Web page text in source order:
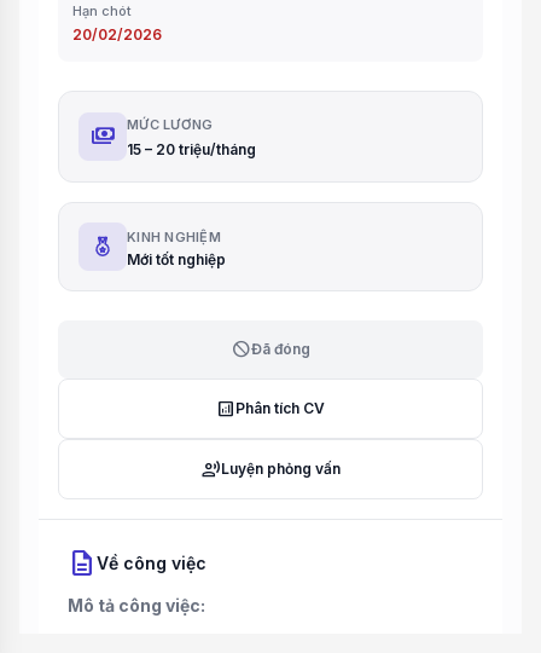
Hạn chót
20/02/2026
payments MỨC LƯƠNG
15 – 20 triệu/tháng
KINH NGHIỆM
Mới tốt nghiệp
blockĐã đóng
analytics Phân tích CV
record_voice_overLuyện phỏng vấn
description Về công việc
Mô tả công việc: